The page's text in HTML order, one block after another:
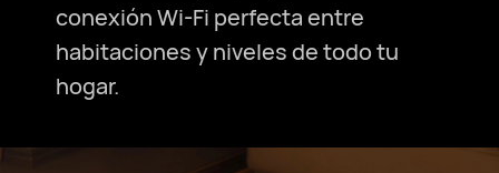
conexión Wi-Fi perfecta entre
habitaciones y niveles de todo tu
hogar.